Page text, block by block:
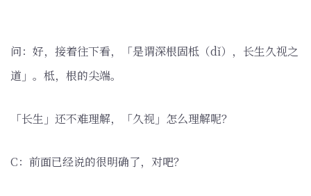
问：好，接着往下看，「是谓深根固柢（dǐ），长生久视之
道」。柢，根的尖端。
「长生」还不难理解，「久视」怎么理解呢？
C：前面已经说的很明确了，对吧？